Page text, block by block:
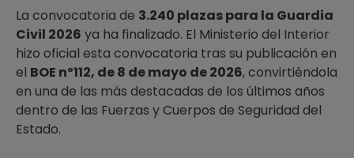
La convocatoria de 3.240 plazas para la Guardia
Civil 2026 ya ha finalizado. El Ministerio del Interior
hizo oficial esta convocatoria tras su publicación en
el BOE nº112, de 8 de mayo de 2026, convirtiéndola
en una de las más destacadas de los últimos años
dentro de las Fuerzas y Cuerpos de Seguridad del
Estado.